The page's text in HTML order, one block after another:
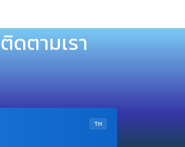
ติดตามเรา
TH